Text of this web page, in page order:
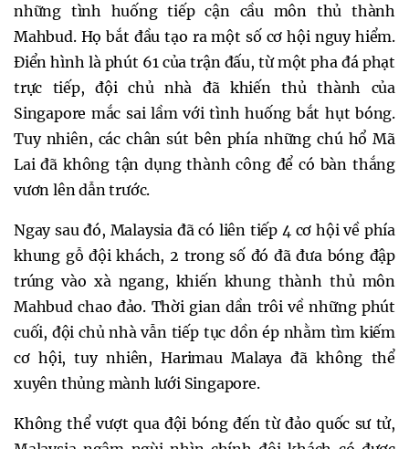
những tình huống tiếp cận cầu môn thủ thành
Mahbud. Họ bắt đầu tạo ra một số cơ hội nguy hiểm.
Điển hình là phút 61 của trận đấu, từ một pha đá phạt
trực tiếp, đội chủ nhà đã khiến thủ thành của
Singapore mắc sai lầm với tình huống bắt hụt bóng.
Tuy nhiên, các chân sút bên phía những chú hổ Mã
Lai đã không tận dụng thành công để có bàn thắng
vươn lên dẫn trước.
Ngay sau đó, Malaysia đã có liên tiếp 4 cơ hội về phía
khung gỗ đội khách, 2 trong số đó đã đưa bóng đập
trúng vào xà ngang, khiến khung thành thủ môn
Mahbud chao đảo. Thời gian dần trôi về những phút
cuối, đội chủ nhà vẫn tiếp tục dồn ép nhằm tìm kiếm
cơ hội, tuy nhiên, Harimau Malaya đã không thể
xuyên thủng mành lưới Singapore.
Không thể vượt qua đội bóng đến từ đảo quốc sư tử,